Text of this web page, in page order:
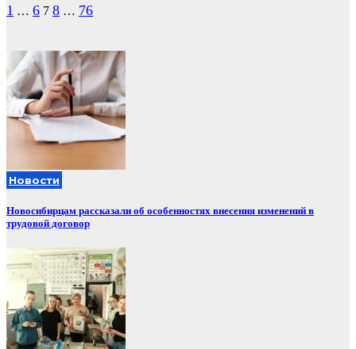
Пагинация
1 … 6 7 8 … 76
Новости
Новосибирцам рассказали об особенностях внесения изменений в
трудовой договор